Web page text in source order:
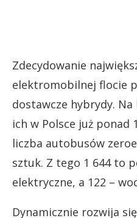
Zdecydowanie
elektromobilnej flocie
dostawcze hybrydy.
ich w Polsce już ponad
liczba autobusów
sztuk. Z tego 1 644 to
elektryczne, a 122 –
Dynamicznie rozwija